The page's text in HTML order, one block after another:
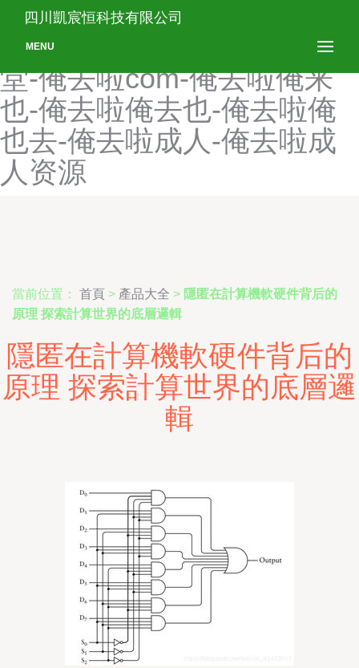
俺去俺来也在线-俺去搞俺去
也-俺去个色网-俺去啦AV天
堂-俺去啦com-俺去啦俺来
也-俺去啦俺去也-俺去啦俺
也去-俺去啦成人-俺去啦成
人资源
四川凱宸恒科技有限公司
MENU
當前位置： 首頁 > 產品大全 > 隱匿在計算機軟硬件背后的
原理 探索計算世界的底層邏輯
隱匿在計算機軟硬件背后的
原理 探索計算世界的底層邏
輯